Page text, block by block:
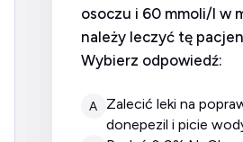
osoczu i 60 mmoli/l w
należy leczyć tę
Wybierz odpowiedź:
A
zalecić leki na poprawę pamięci -
donepezil i picie